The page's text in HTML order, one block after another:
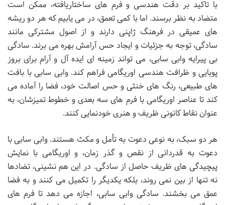
با تاکید بر دقت هندسی و فرم های ساختاریافته، ممکن است
متضاد به نظر برسند. اما با کمی تعمق، در می یابیم که هر دو ریشه
های عمیقی در فرهنگ ژاپنی دارند و از اصول مشترکی مانند
سادگی، توجه به جزئیات و ایجاد حس آرامش بهره می برند. سادگی
بی پیرایه وابی سابی، می تواند زمینه ای ایده آل و آرام برای بروز
پویایی و ظرافت هندسی اوریگامی فراهم کند. وابی سابی با بافت
های طبیعی، رنگ های خنثی و حس اصالت خود، فضا را آماده می
کند تا عناصر اوریگامی با فرم های سه بعدی و خطوط تمیزشان، به
عنوان نقاط کانونی ظریف و هنری خودنمایی کنند.
هر دو سبک، به نوعی دعوت به تأمل و مکث هستند. وابی سابی با
دعوت به قدردانی از نقص و گذر زمان، و اوریگامی با نمایش
پیچیدگی های ظریف حاصل از سادگی. در این هم نشینی، تضادها
نه تنها از بین نمی روند، بلکه یکدیگر را تکمیل می کنند و به فضا
عمق می بخشند. سادگی وابی سابی، اجازه می دهد تا فرم های